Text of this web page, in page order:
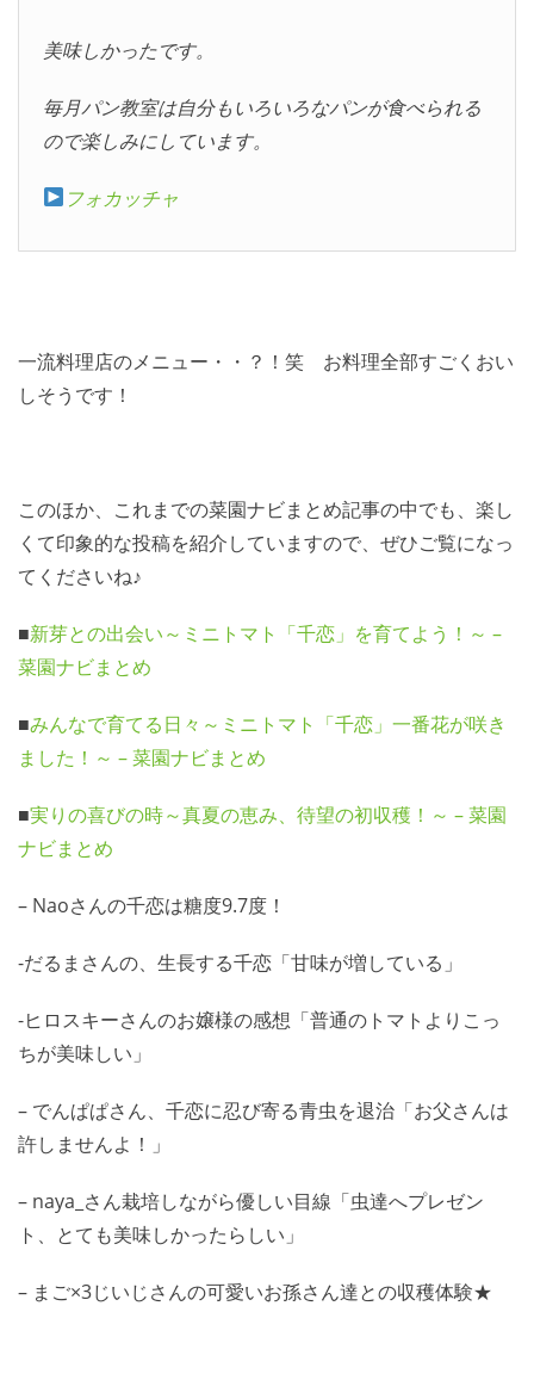
美味しかったです。
毎月パン教室は自分もいろいろなパンが食べられる
ので楽しみにしています。
フォカッチャ
一流料理店のメニュー・・？！笑 お料理全部すごくおい
しそうです！
このほか、これまでの菜園ナビまとめ記事の中でも、楽し
くて印象的な投稿を紹介していますので、ぜひご覧になっ
てくださいね♪
■新芽との出会い～ミニトマト「千恋」を育てよう！～ –
菜園ナビまとめ
■みんなで育てる日々～ミニトマト「千恋」一番花が咲き
ました！～ – 菜園ナビまとめ
■実りの喜びの時～真夏の恵み、待望の初収穫！～ – 菜園
ナビまとめ
– Naoさんの千恋は糖度9.7度！
-だるまさんの、生長する千恋「甘味が増している」
-ヒロスキーさんのお嬢様の感想「普通のトマトよりこっ
ちが美味しい」
– でんぱぱさん、千恋に忍び寄る青虫を退治「お父さんは
許しませんよ！」
– naya_さん栽培しながら優しい目線「虫達へプレゼン
ト、とても美味しかったらしい」
– まご×3じいじさんの可愛いお孫さん達との収穫体験★